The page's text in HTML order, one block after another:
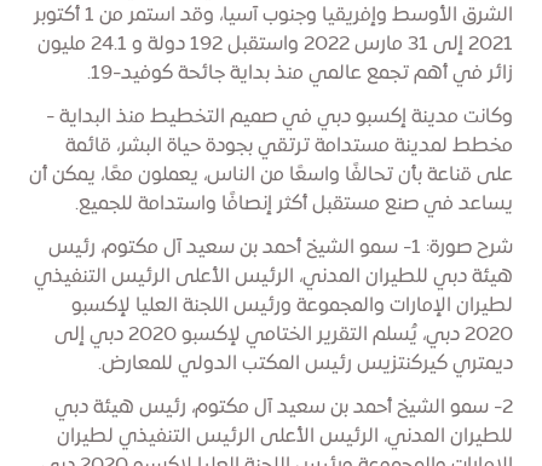
الشرق الأوسط وإفريقيا وجنوب آسيا، وقد استمر من 1 أكتوبر
2021 إلى 31 مارس 2022 واستقبل 192 دولة و 24.1 مليون
زائر في أهم تجمع عالمي منذ بداية جائحة كوفيد-19.
وكانت مدينة إكسبو دبي في صميم التخطيط منذ البداية -
مخطط لمدينة مستدامة ترتقي بجودة حياة البشر، قائمة
على قناعة بأن تحالفًا واسعًا من الناس، يعملون معًا، يمكن أن
يساعد في صنع مستقبل أكثر إنصافًا واستدامة للجميع.
شرح صورة: 1- سمو الشيخ أحمد بن سعيد آل مكتوم، رئيس
هيئة دبي للطيران المدني، الرئيس الأعلى الرئيس التنفيذي
لطيران الإمارات والمجموعة ورئيس اللجنة العليا لإكسبو
2020 دبي، يُسلم التقرير الختامي لإكسبو 2020 دبي إلى
ديمتري كيركنتزيس رئيس المكتب الدولي للمعارض.
2- سمو الشيخ أحمد بن سعيد آل مكتوم، رئيس هيئة دبي
للطيران المدني، الرئيس الأعلى الرئيس التنفيذي لطيران